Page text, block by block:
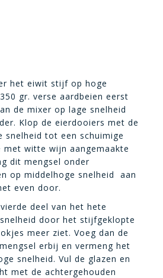
het eiwit stijf op hoge
gr. verse aardbeien eerst
de mixer op lage snelheid
Klop de eierdooiers met de
snelheid tot een schuimige
met witte wijn aangemaakte
dit mengsel onder
op middelhoge snelheid aan
even door.
deel van het hete
door het stijfgeklopte
meer ziet. Voeg dan de
erbij en vermeng het
snelheid. Vul de glazen en
met de achtergehouden